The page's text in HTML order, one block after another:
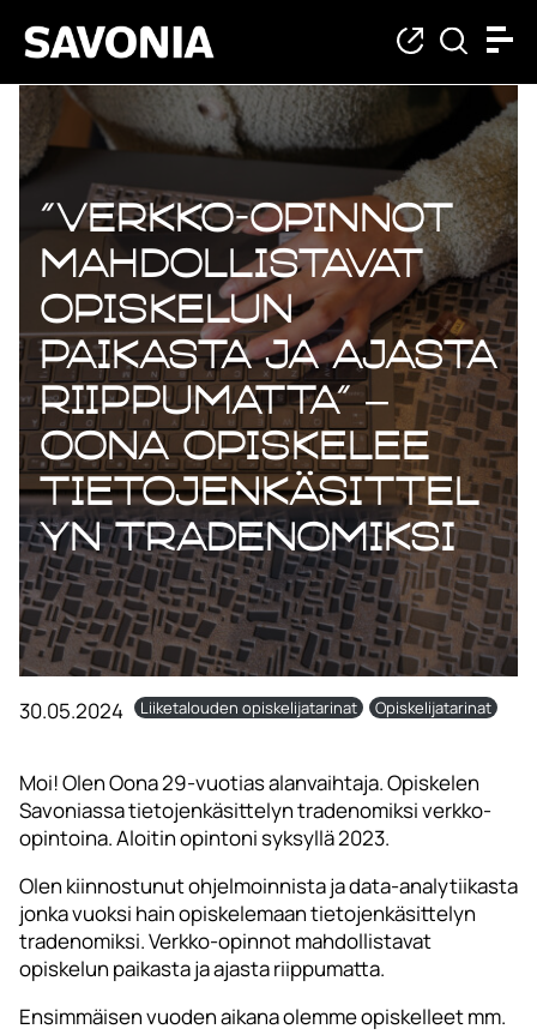
”Verkko-opinnot
mahdollistavat
opiskelun
paikasta ja ajasta
riippumatta” –
Oona opiskelee
tietojenkäsittel
yn tradenomiksi
30.05.2024 Liiketalouden opiskelijatarinat Opiskelijatarinat
Moi! Olen Oona 29-vuotias alanvaihtaja. Opiskelen
Savoniassa tietojenkäsittelyn tradenomiksi verkko-
opintoina. Aloitin opintoni syksyllä 2023.
Olen kiinnostunut ohjelmoinnista ja data-analytiikasta
jonka vuoksi hain opiskelemaan tietojenkäsittelyn
tradenomiksi. Verkko-opinnot mahdollistavat
opiskelun paikasta ja ajasta riippumatta.
Ensimmäisen vuoden aikana olemme opiskelleet mm.